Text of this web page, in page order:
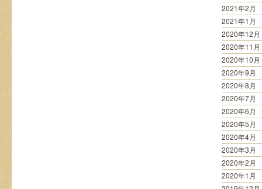
2021年2月
2021年1月
2020年12月
2020年11月
2020年10月
2020年9月
2020年8月
2020年7月
2020年6月
2020年5月
2020年4月
2020年3月
2020年2月
2020年1月